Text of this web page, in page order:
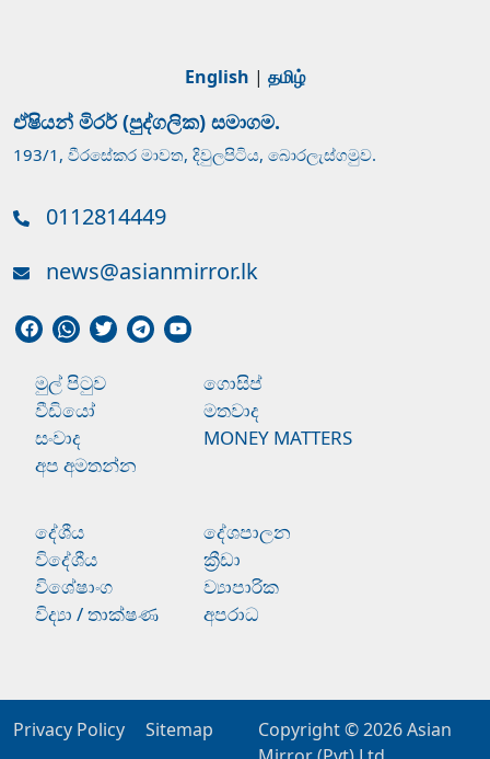
English | தமிழ்
ඒෂියන් මිරර් (පුද්ගලික) සමාගම.
193/1, වීරසේකර මාවත, දිවුලපිටිය, බොරලැස්ගමුව.
0112814449
news@asianmirror.lk
මුල් පිටුව
ගොසිප්
වීඩියෝ
මතවාද
සංවාද
MONEY MATTERS
අප අමතන්න
දේශීය
දේශපාලන
විදේශීය
ක්‍රීඩා
විශේෂාංග
ව්‍යාපාරික
විද්‍යා / තාක්ෂණ
අපරාධ
Privacy Policy Sitemap Copyright © 2026Asian